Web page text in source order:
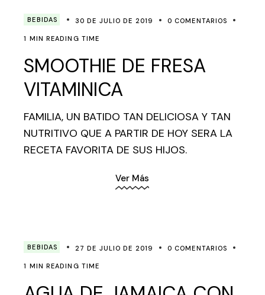
BEBIDAS 30 DE JULIO DE 2019 0 COMENTARIOS
1 MIN READING TIME
SMOOTHIE DE FRESA
VITAMINICA
FAMILIA, UN BATIDO TAN DELICIOSA Y TAN
NUTRITIVO QUE A PARTIR DE HOY SERA LA
RECETA FAVORITA DE SUS HIJOS.
Ver Más
BEBIDAS 27 DE JULIO DE 2019 0 COMENTARIOS
1 MIN READING TIME